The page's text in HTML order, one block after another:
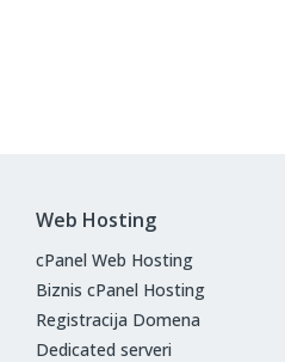
Web Hosting
cPanel Web Hosting
Biznis cPanel Hosting
Registracija Domena
Dedicated serveri